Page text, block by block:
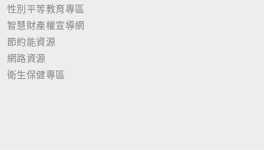
性別平等教育專區
智慧財產權宣導網
節約能資源
網路資源
衛生保健專區